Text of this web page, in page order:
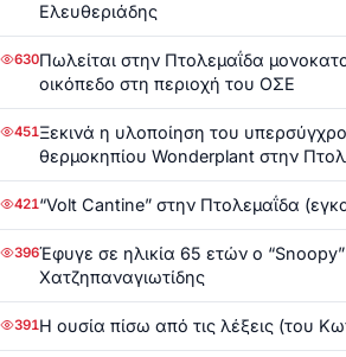
Ελευθεριάδης
630Πωλείται στην Πτολεμαΐδα
οικόπεδο στη περιοχή του ΟΣΕ
451Ξεκινά η υλοποίηση του
θερμοκηπίου Wonderplant στην
421“Volt Cantine” στην Πτολεμαΐδα
396Έφυγε σε ηλικία 65 ετών ο “Snoopy”
Χατζηπαναγιωτίδης
391Η ουσία πίσω από τις λέξεις (του